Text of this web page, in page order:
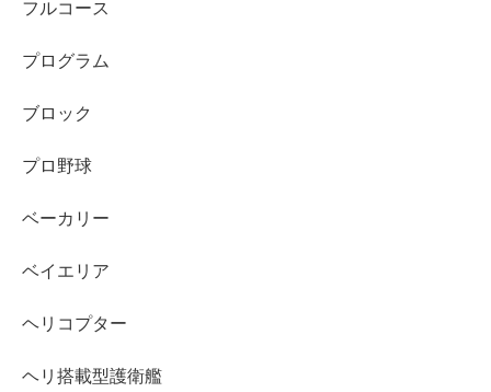
フルコース
プログラム
ブロック
プロ野球
ベーカリー
ベイエリア
ヘリコプター
ヘリ搭載型護衛艦